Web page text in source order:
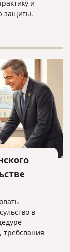
и
защиты.
в
требования